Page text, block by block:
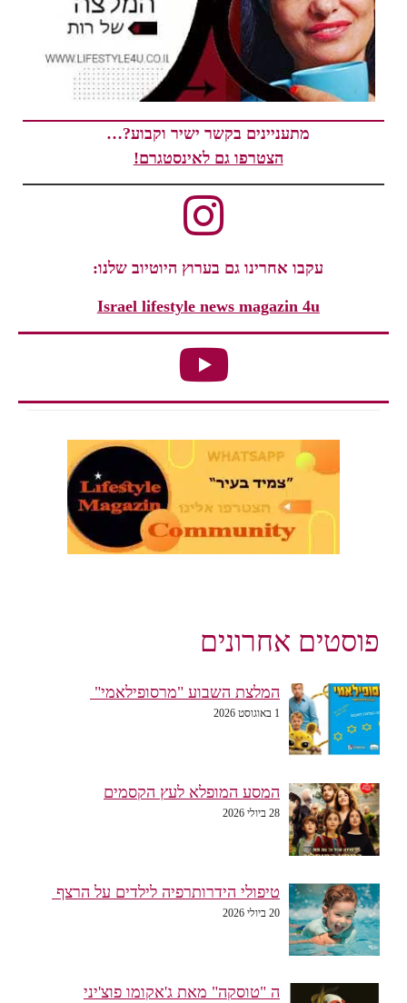
מתעניינים בקשר ישיר וקבוע?…
הצטרפו גם לאינסטגרם!
עקבו אחרינו גם בערוץ היוטיוב שלנו:
Israel lifestyle news magazin 4u
פוסטים אחרונים
המלצת השבוע "מרסופילאמי"
1 באוגוסט 2026
המסע המופלא לעץ הקסמים
28 ביולי 2026
טיפולי הידרותרפיה לילדים על הרצף
20 ביולי 2026
ה "טוסקה" מאת ג'אקומו פוצ'יני